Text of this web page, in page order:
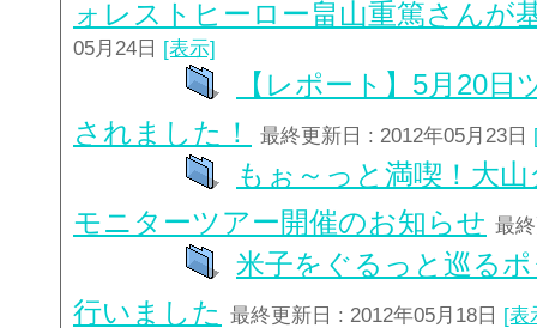
ォレストヒーロー畠山重篤さんが
05月24日 [表示]
【レポート】5月20
されました！
最終更新日 : 2012年05月23日
もぉ～っと満喫！大
モニターツアー開催のお知らせ 最
米子をぐるっと巡る
行いました 最終更新日 : 2012年05月18日 [表